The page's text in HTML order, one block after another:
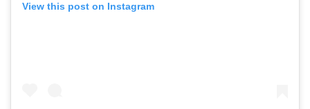
View this post on Instagram